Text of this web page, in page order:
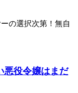
の選択次第！無自
悪役令嬢はまだ